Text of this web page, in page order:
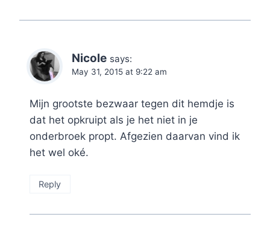
Nicole says:
May 31, 2015 at 9:22 am
Mijn grootste bezwaar tegen dit hemdje is
dat het opkruipt als je het niet in je
onderbroek propt. Afgezien daarvan vind ik
het wel oké.
Reply